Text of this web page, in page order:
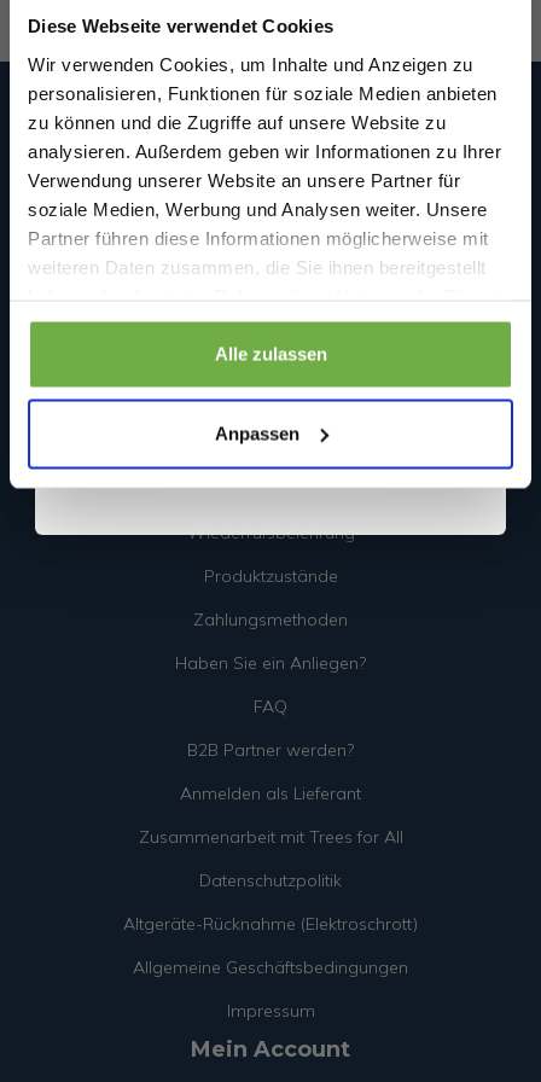
Diese Webseite verwendet Cookies
Wir verwenden Cookies, um Inhalte und Anzeigen zu
personalisieren, Funktionen für soziale Medien anbieten
zu können und die Zugriffe auf unsere Website zu
analysieren. Außerdem geben wir Informationen zu Ihrer
Verwendung unserer Website an unsere Partner für
soziale Medien, Werbung und Analysen weiter. Unsere
Partner führen diese Informationen möglicherweise mit
weiteren Daten zusammen, die Sie ihnen bereitgestellt
gesammelt haben.
Alle zulassen
Anpassen
Bwareshop.de
Wir sind an Werktagen (Mo. bis Fr.) unter folgender E-Mail
erreichbar: info@bwareshop.de
Beedstraße 54
40468 Düsseldorf
Deutschland (keine Rücksendeadresse)
+31 850519680
Informationen
Über uns
Kundendienst
Stornierung & Retourenpolitik
Wiederrufsbelehrung
Produktzustände
Zahlungsmethoden
Haben Sie ein Anliegen?
FAQ
B2B Partner werden?
Anmelden als Lieferant
Zusammenarbeit mit Trees for All
Datenschutzpolitik
Altgeräte-Rücknahme (Elektroschrott)
Allgemeine Geschäftsbedingungen
Impressum
Mein Account
Rabatten bis zu 70%.
Geburtstag
Sicher dir 5 € Rabatt
Wenn du dich anmeldest, erklärst du dich damit einverstanden, Angebote
erhalten. Außerdem stimmst du unserer
Datenschutzerklärung